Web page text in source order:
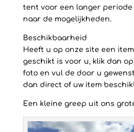
tent voor een langer
naar de mogelijkheden.
Beschikbaarheid
Heeft u op onze site een
geschikt is voor u, klik dan
foto en vul de door u
dan direct of uw item
Een kleine greep uit ons